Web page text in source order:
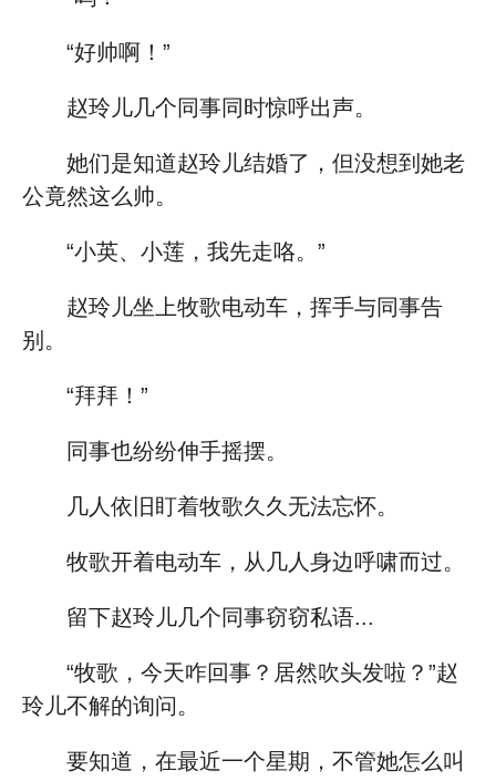
“好帅啊！”
赵玲儿几个同事同时惊呼出声。
她们是知道赵玲儿结婚了，但没想到她老
公竟然这么帅。
“小英、小莲，我先走咯。”
赵玲儿坐上牧歌电动车，挥手与同事告
别。
“拜拜！”
同事也纷纷伸手摇摆。
几人依旧盯着牧歌久久无法忘怀。
牧歌开着电动车，从几人身边呼啸而过。
留下赵玲儿几个同事窃窃私语...
“牧歌，今天咋回事？居然吹头发啦？”赵
玲儿不解的询问。
要知道，在最近一个星期，不管她怎么叫